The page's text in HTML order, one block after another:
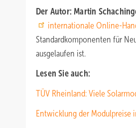
Der Autor: Martin
internationale Online-
Standardkomponenten für
ausgelaufen ist.
Lesen Sie auch:
TÜV Rheinland: Viele
Entwicklung der Modulpreise